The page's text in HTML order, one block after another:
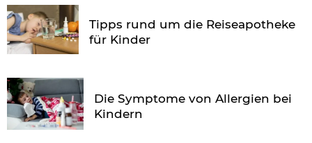
Tipps rund um die Reiseapotheke
für Kinder
Die Symptome von Allergien bei
Kindern